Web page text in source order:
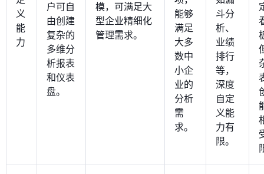
义
能
力
户可自
由创建
复杂的
多维分
析报表
和仪表
盘。
模，可满足大
型企业精细化
管理需求。
能够
满足
大多
数中
小企
业的
分析
需
求。
斗分
析、
业绩
排行
等，
深度
自定
义能
力有
限。